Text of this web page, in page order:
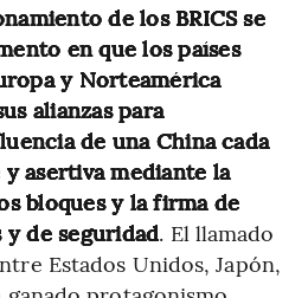
de los BRICS se
en que los países
y Norteamérica
alianzas para
de una China cada
asertiva mediante la
bloques y la firma de
de seguridad. El llamado
Estados Unidos, Japón,